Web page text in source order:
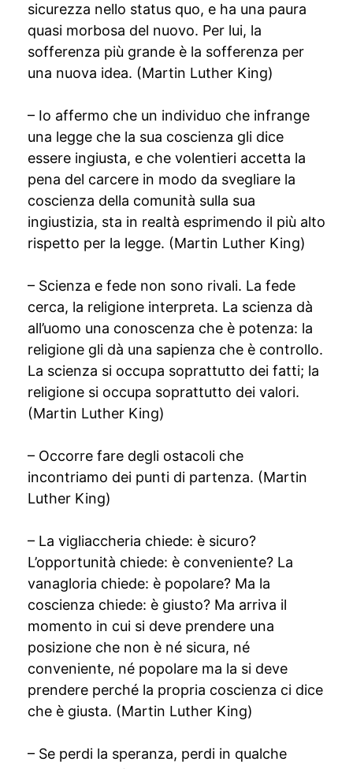
sicurezza nello status quo, e ha una paura
quasi morbosa del nuovo. Per lui, la
sofferenza più grande è la sofferenza per
una nuova idea. (Martin Luther King)
– Io affermo che un individuo che infrange
una legge che la sua coscienza gli dice
essere ingiusta, e che volentieri accetta la
pena del carcere in modo da svegliare la
coscienza della comunità sulla sua
ingiustizia, sta in realtà esprimendo il più alto
rispetto per la legge. (Martin Luther King)
– Scienza e fede non sono rivali. La fede
cerca, la religione interpreta. La scienza dà
all’uomo una conoscenza che è potenza: la
religione gli dà una sapienza che è controllo.
La scienza si occupa soprattutto dei fatti; la
religione si occupa soprattutto dei valori.
(Martin Luther King)
– Occorre fare degli ostacoli che
incontriamo dei punti di partenza. (Martin
Luther King)
– La vigliaccheria chiede: è sicuro?
L’opportunità chiede: è conveniente? La
vanagloria chiede: è popolare? Ma la
coscienza chiede: è giusto? Ma arriva il
momento in cui si deve prendere una
posizione che non è né sicura, né
conveniente, né popolare ma la si deve
prendere perché la propria coscienza ci dice
che è giusta. (Martin Luther King)
– Se perdi la speranza, perdi in qualche